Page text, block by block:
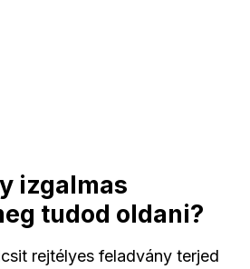
izgalmas
tudod oldani?
rejtélyes feladvány terjed